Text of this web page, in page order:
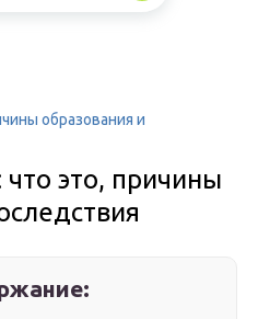
образования и
это, причины